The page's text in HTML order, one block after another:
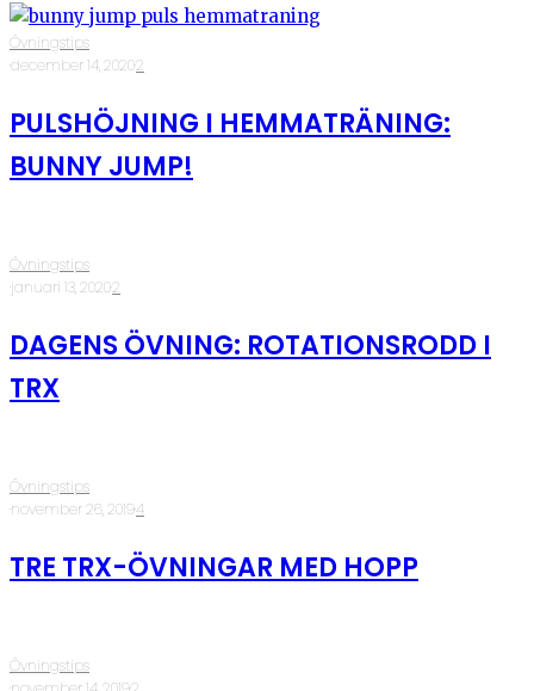
Övningstips
·december 14, 2020·2
PULSHÖJNING I HEMMATRÄNING:
BUNNY JUMP!
Övningstips
·januari 13, 2020·2
DAGENS ÖVNING: ROTATIONSRODD I
TRX
Övningstips
·november 26, 2019·4
TRE TRX-ÖVNINGAR MED HOPP
Övningstips